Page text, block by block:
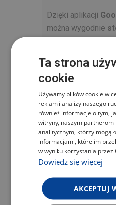
Dzięki aplikacji
można wygodnie
Ta funkcjonalność
się wszystkimi
wrażeniami
konieczności
Niezależnie od
kanapie, czy w
kontrolę nad
Wystarczy być w
PROSTE
Ta strona
cookie
Używamy plików cookie w
reklam i analizy naszego
również informacje o tym,
witryny, naszym partnerom
analitycznym, którzy mogą
informacjami, które im
w wyniku korzystania przez
Dowiedz się więcej
AKCEPTUJ